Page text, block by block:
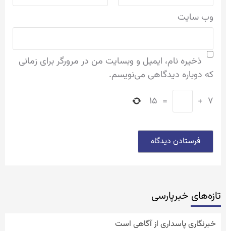
وب‌ سایت
ذخیره نام، ایمیل و وبسایت من در مرورگر برای زمانی
که دوباره دیدگاهی می‌نویسم.
۷ +
= ۱۵
تازه‌‏های خبرپارسی
خبرنگاری پاسداری از آگاهی است